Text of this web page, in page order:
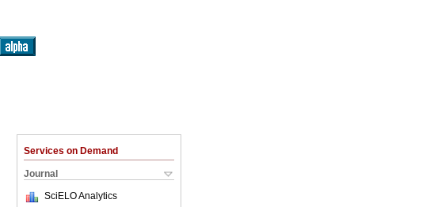
Services on Demand
Journal
SciELO Analytics